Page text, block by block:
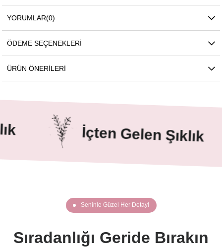
YORUMLAR(0)
ÖDEME SEÇENEKLERI
ÜRÜN ÖNERILERI
İçten Gelen Şıklık
Seninle Güzel Her Detay!
Sıradanlığı Geride Bırakın